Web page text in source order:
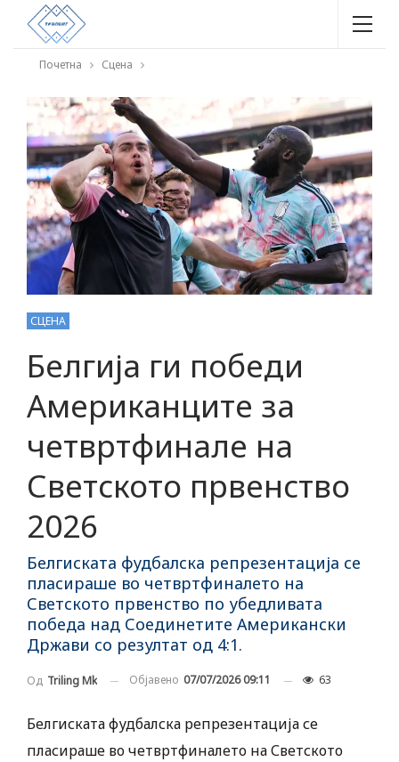
Почетна Сцена
СЦЕНА
Белгија ги победи
Американците за
четвртфинале на
Светското првенство
2026
Белгиската фудбалска репрезентација се
пласираше во четвртфиналето на
Светското првенство по убедливата
победа над Соединетите Американски
Држави со резултат од 4:1.
Од Triling Mk Објавено 07/07/2026 09:11 63
Белгиската фудбалска репрезентација се
пласираше во четвртфиналето на Светското